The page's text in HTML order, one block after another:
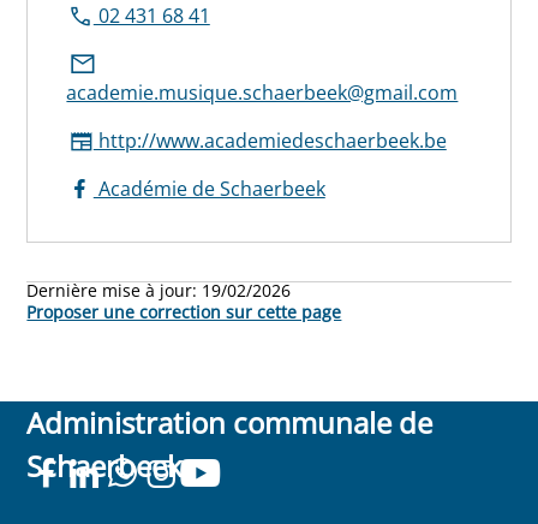
02 431 68 41
academie.musique.schaerbeek@gmail.com
http://www.academiedeschaerbeek.be
Académie de Schaerbeek
Dernière mise à jour:19/02/2026
Proposer une correction sur cette page
Administration communale de
Schaerbeek